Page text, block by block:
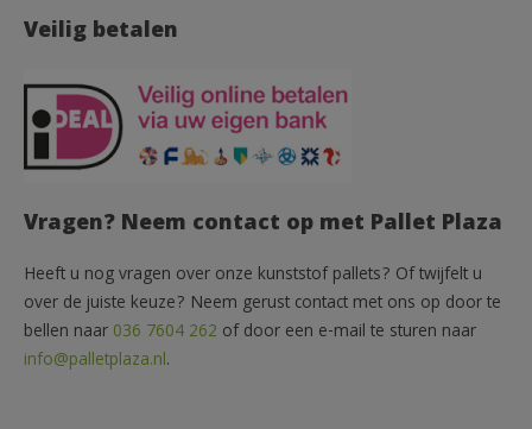
Veilig betalen
Vragen? Neem contact op met Pallet Plaza
Heeft u nog vragen over onze kunststof pallets? Of twijfelt u
over de juiste keuze? Neem gerust contact met ons op door te
bellen naar 036 7604 262 of door een e-mail te sturen naar
info@palletplaza.nl.